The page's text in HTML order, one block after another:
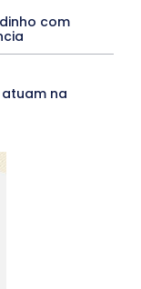
com
atuam na